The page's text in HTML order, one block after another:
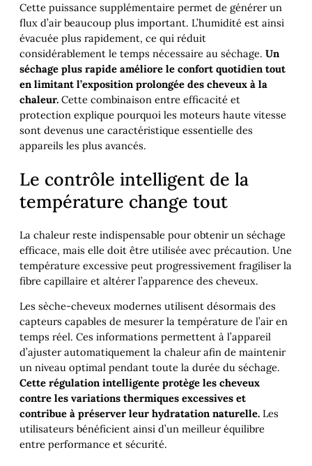
Cette puissance supplémentaire permet de générer un
flux d’air beaucoup plus important. L’humidité est ainsi
évacuée plus rapidement, ce qui réduit
considérablement le temps nécessaire au séchage. Un
séchage plus rapide améliore le confort quotidien tout
en limitant l’exposition prolongée des cheveux à la
chaleur. Cette combinaison entre efficacité et
protection explique pourquoi les moteurs haute vitesse
sont devenus une caractéristique essentielle des
appareils les plus avancés.
Le contrôle intelligent de la
température change tout
La chaleur reste indispensable pour obtenir un séchage
efficace, mais elle doit être utilisée avec précaution. Une
température excessive peut progressivement fragiliser la
fibre capillaire et altérer l’apparence des cheveux.
Les sèche-cheveux modernes utilisent désormais des
capteurs capables de mesurer la température de l’air en
temps réel. Ces informations permettent à l’appareil
d’ajuster automatiquement la chaleur afin de maintenir
un niveau optimal pendant toute la durée du séchage.
Cette régulation intelligente protège les cheveux
contre les variations thermiques excessives et
contribue à préserver leur hydratation naturelle. Les
utilisateurs bénéficient ainsi d’un meilleur équilibre
entre performance et sécurité.